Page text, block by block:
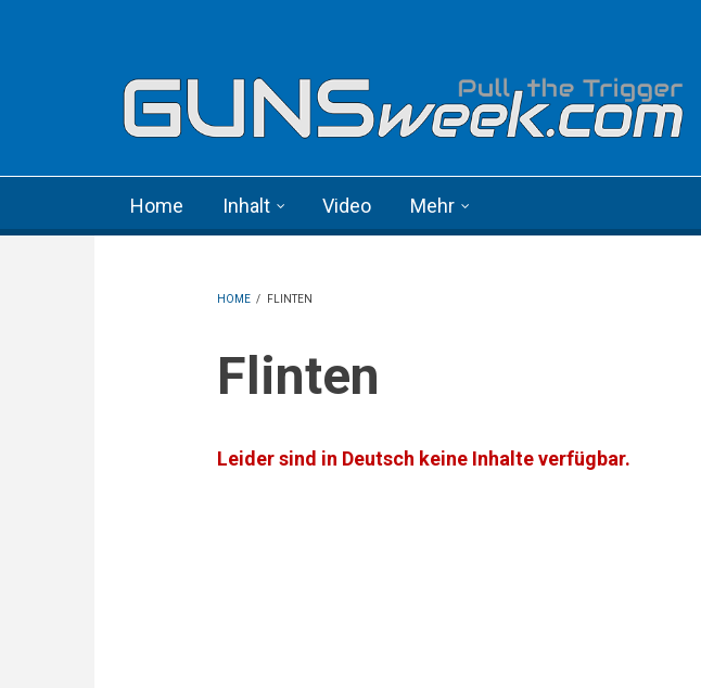
Home Inhalt Video Mehr
HOME / FLINTEN
Flinten
Leider sind in Deutsch keine Inhalte verfügbar.